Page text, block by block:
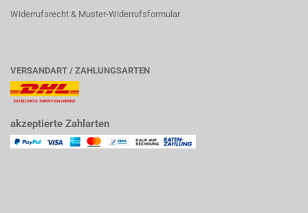
Widerrufsrecht & Muster-Widerrufsformular
VERSANDART / ZAHLUNGSARTEN
akzeptierte Zahlarten